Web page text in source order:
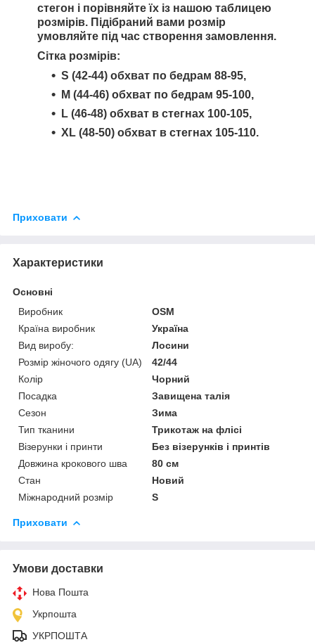
стегон і порівняйте їх із нашою таблицею
розмірів. Підібраний вами розмір
умовляйте під час створення замовлення.
Сітка розмірів:
S (42-44) обхват по бедрам 88-95,
M (44-46) обхват по бедрам 95-100,
L (46-48) обхват в стегнах 100-105,
XL (48-50) обхват в стегнах 105-110.
Приховати
Характеристики
Основні
Виробник
OSM
Країна виробник
Україна
Вид виробу:
Лосини
Розмір жіночого одягу (UA)
42/44
Колір
Чорний
Посадка
Завищена талія
Сезон
Зима
Тип тканини
Трикотаж на флісі
Візерунки і принти
Без візерунків і принтів
Довжина крокового шва
80 см
Стан
Новий
Міжнародний розмір
S
Приховати
Умови доставки
Нова Пошта
Укрпошта
УКРПОШТА